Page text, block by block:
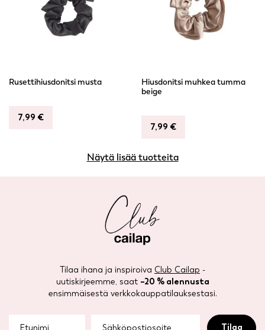
Rusettihiusdonitsi musta
7,99 €
Hiusdonitsi muhkea tumma
beige
7,99 €
Näytä lisää tuotteita
Tilaa ihana ja inspiroiva Club Cailap -
uutiskirjeemme, saat –20 % alennusta
ensimmäisestä verkkokauppatilauksestasi.